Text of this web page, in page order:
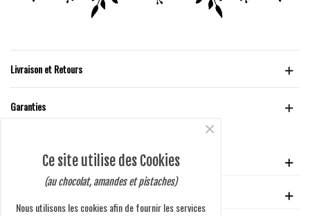
Livraison et Retours
Garanties
VOTRE COMPTECe site utilise des Cookies
(au chocolat, amandes et pistaches)
Nous utilisons les cookies afin de fournir les services
×